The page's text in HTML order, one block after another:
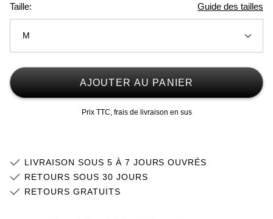
Taille: Guide des tailles
M
S Stock faible
XL
AJOUTER AU PANIER
Prix TTC, frais de livraison en sus
LIVRAISON SOUS 5 À 7 JOURS OUVRÉS
RETOURS SOUS 30 JOURS
RETOURS GRATUITS